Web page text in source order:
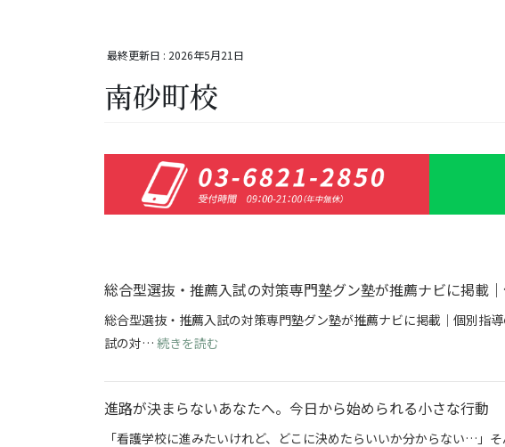
最終更新日 : 2026年5月21日
南砂町校
総合型選抜・推薦入試の対策専門塾グン塾が推薦ナビに掲載
総合型選抜・推薦入試の対策専門塾グン塾が推薦ナビに掲載｜個別指
試の対… 続きを読む
進路が決まらないあなたへ。今日から始められる小さな行動
「看護学校に進みたいけれど、どこに決めたらいいか分からない…」